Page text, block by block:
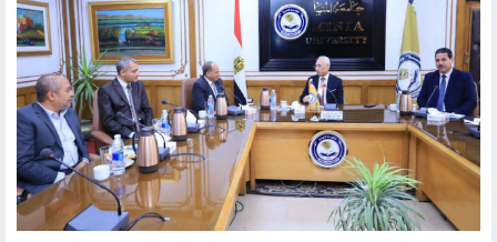
رئيس جامعة المنيا: الجامعة التكنولوجية استثمار في الشباب وربط